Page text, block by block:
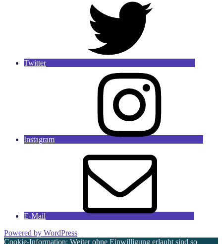
Twitter
Instagram
E-Mail
Powered by WordPress
Cookie-Information: Weiter ohne Einwilligung erlaubt sind so